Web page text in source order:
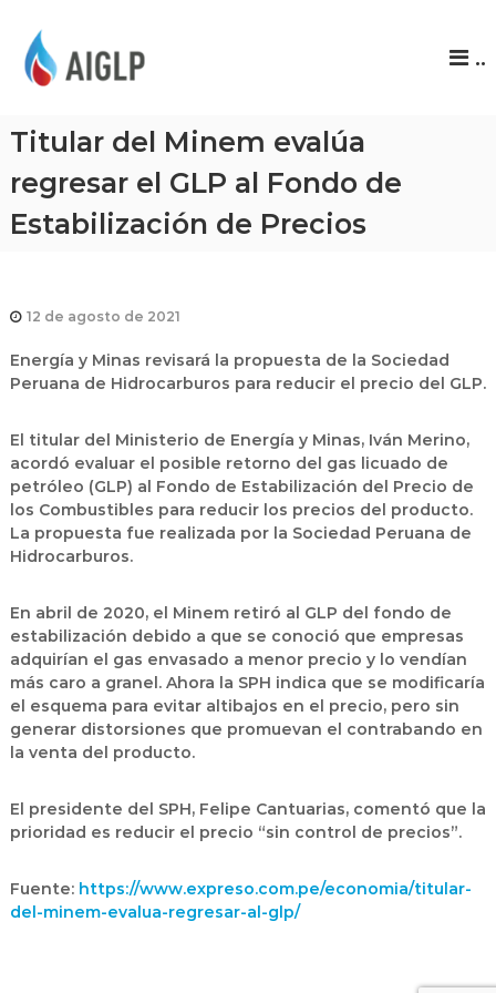
P
..
Titular del Minem evalúa
regresar el GLP al Fondo de
Estabilización de Precios
12 de agosto de 2021
Energía y Minas revisará la propuesta de la Sociedad
Peruana de Hidrocarburos para reducir el precio del GLP.
El titular del Ministerio de Energía y Minas, Iván Merino,
acordó evaluar el posible retorno del gas licuado de
petróleo (GLP) al Fondo de Estabilización del Precio de
los Combustibles para reducir los precios del producto.
La propuesta fue realizada por la Sociedad Peruana de
Hidrocarburos.
En abril de 2020, el Minem retiró al GLP del fondo de
estabilización debido a que se conoció que empresas
adquirían el gas envasado a menor precio y lo vendían
más caro a granel. Ahora la SPH indica que se modificaría
el esquema para evitar altibajos en el precio, pero sin
generar distorsiones que promuevan el contrabando en
la venta del producto.
El presidente del SPH, Felipe Cantuarias, comentó que la
prioridad es reducir el precio “sin control de precios”.
Fuente: https://www.expreso.com.pe/economia/titular-
del-minem-evalua-regresar-al-glp/